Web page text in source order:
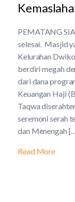
PEMATANG
selesai. Masjid
Kelurahan
berdiri megah
dari dana
Keuangan Haji
Taqwa
seremoni serah
dan Menengah
Read More